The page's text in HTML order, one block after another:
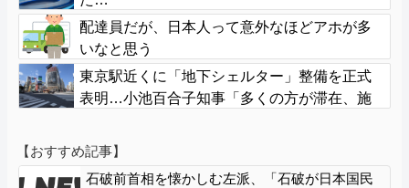
配達員だが、日本人って意外なほどアホが多
いなと思う
東京駅近くに「地下シェルター」整備を正式
表明…小池百合子知事「多くの方が滞在、施
【おすすめ記事】
石破前首相を懐かしむ左派、「石破が日本国民